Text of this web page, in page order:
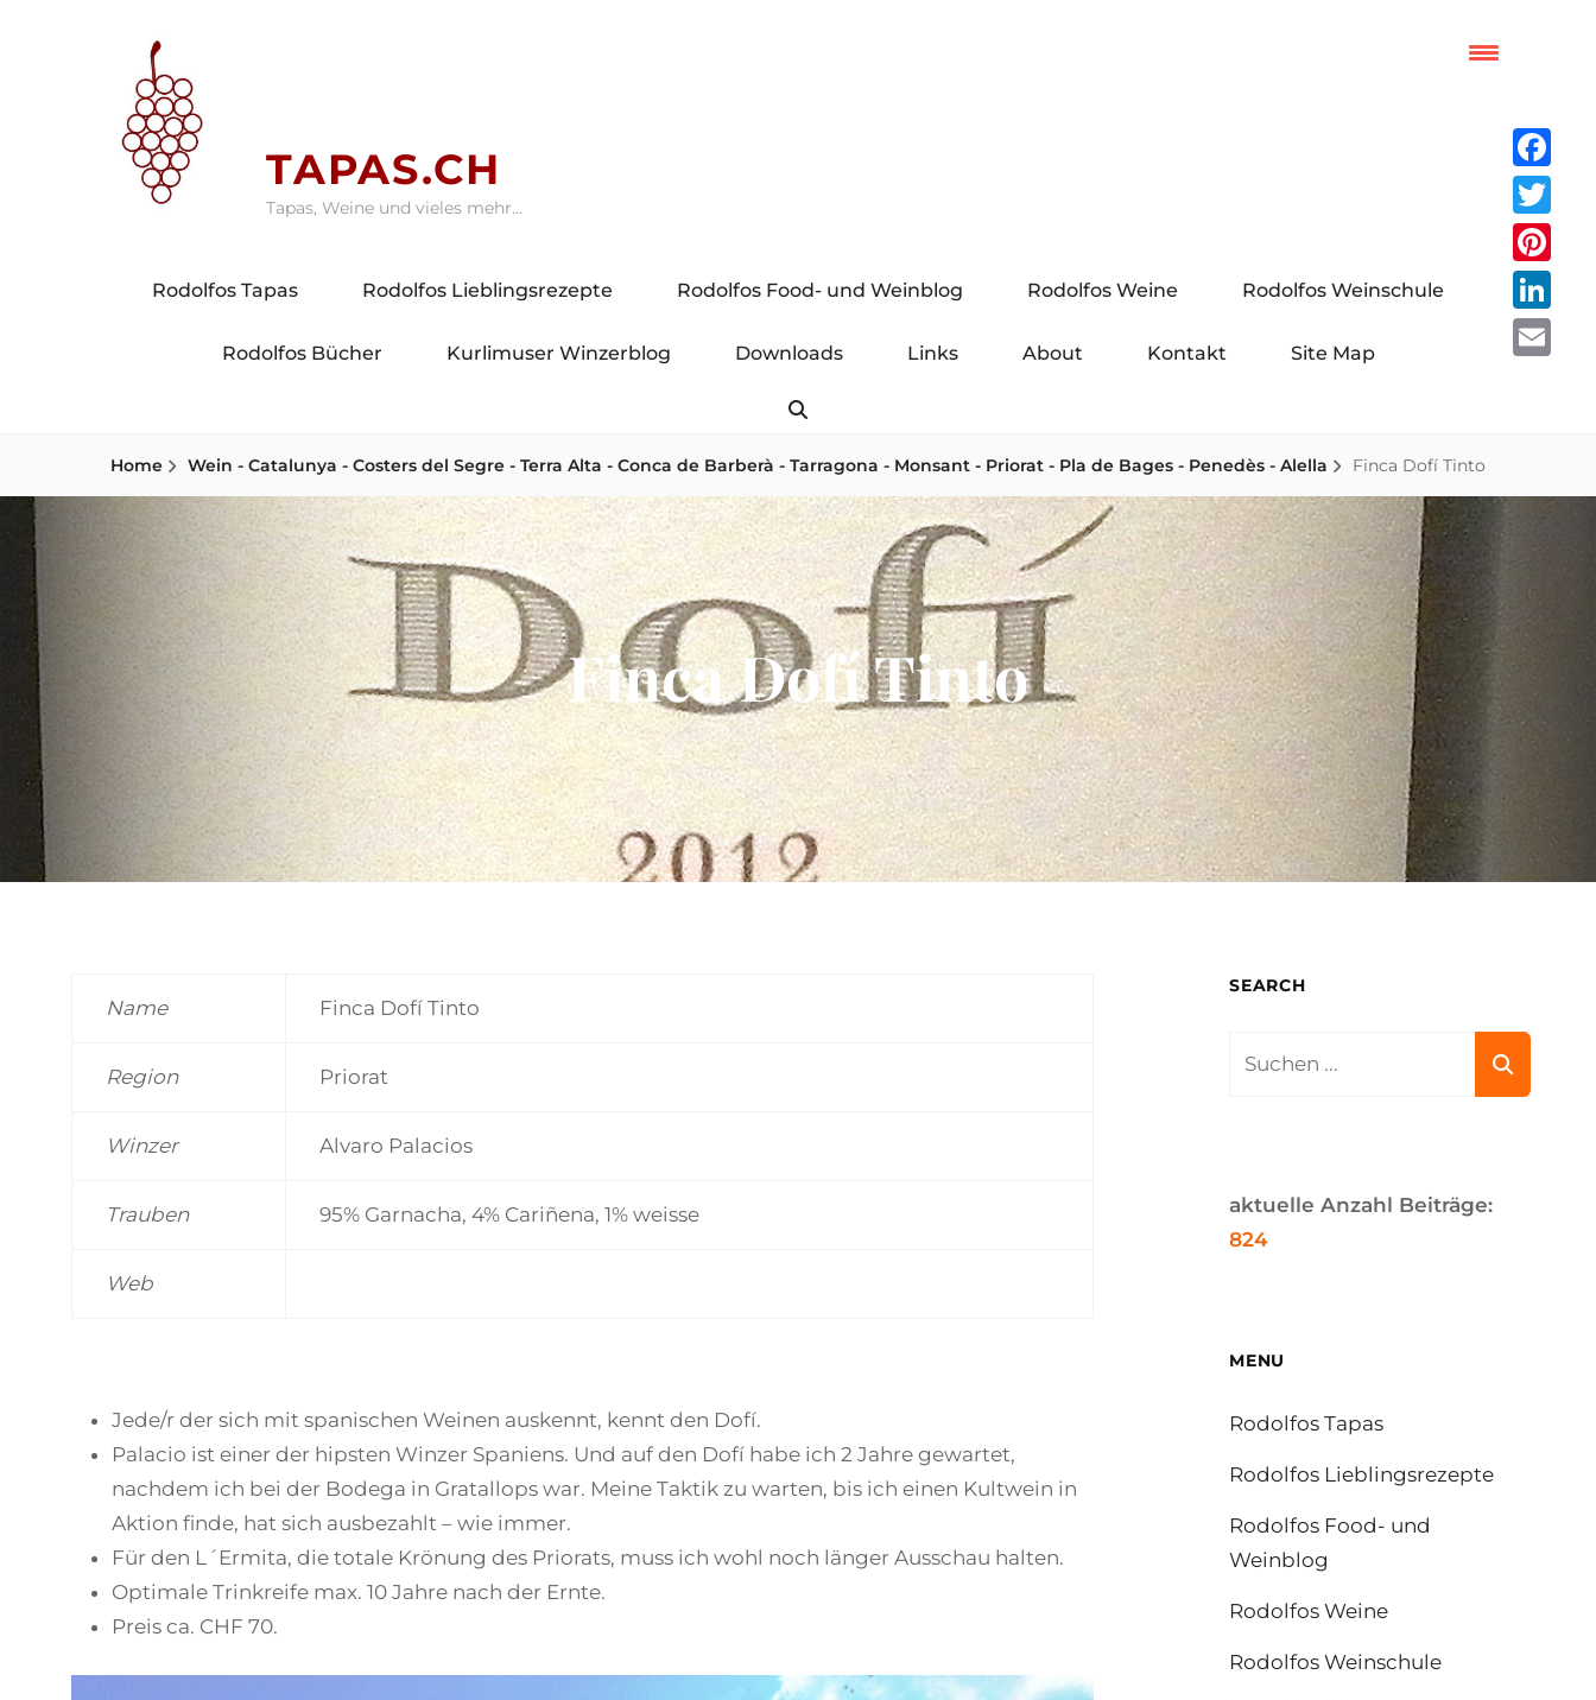
TAPAS.CH
Tapas, Weine und vieles mehr…
Rodolfos Tapas Rodolfos Lieblingsrezepte Rodolfos Food- und Weinblog Rodolfos Weine Rodolfos Weinschule
Rodolfos Bücher Kurlimuser Winzerblog Downloads Links About Kontakt Site Map
Home Wein - Catalunya - Costers del Segre - Terra Alta - Conca de Barberà - Tarragona - Monsant - Priorat - Pla de Bages - Penedès - Alella Finca Dofí Tinto
Finca Dofí Tinto
Name Finca Dofí Tinto
Region Priorat
Winzer Alvaro Palacios
Trauben 95% Garnacha, 4% Cariñena, 1% weisse
Web
Jede/r der sich mit spanischen Weinen auskennt, kennt den Dofí.
Palacio ist einer der hipsten Winzer Spaniens. Und auf den Dofí habe ich 2 Jahre gewartet,
nachdem ich bei der Bodega in Gratallops war. Meine Taktik zu warten, bis ich einen Kultwein in
Aktion finde, hat sich ausbezahlt – wie immer.
Für den L´Ermita, die totale Krönung des Priorats, muss ich wohl noch länger Ausschau halten.
Optimale Trinkreife max. 10 Jahre nach der Ernte.
Preis ca. CHF 70.
SEARCH
aktuelle Anzahl Beiträge:
824
MENU
Rodolfos Tapas
Rodolfos Lieblingsrezepte
Rodolfos Food- und
Weinblog
Rodolfos Weine
Rodolfos Weinschule
Twitter